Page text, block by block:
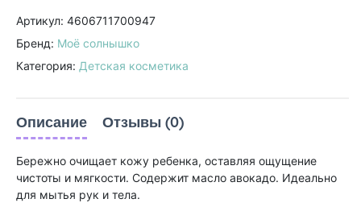
Артикул: 4606711700947
Бренд: Моё солнышко
Категория: Детская косметика
Описание Отзывы (0)
Бережно очищает кожу ребенка, оставляя ощущение
чистоты и мягкости. Содержит масло авокадо. Идеально
для мытья рук и тела.